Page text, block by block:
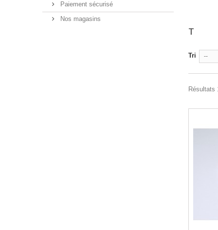
Paiement sécurisé
Nos magasins
T
Tri --
Résultats